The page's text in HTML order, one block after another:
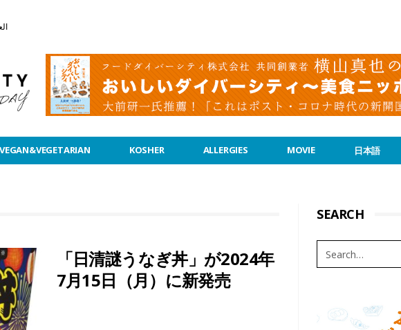
VEGAN&VEGETARIAN KOSHER ALLERGIES MOVIE 日本語
「日清謎うなぎ丼」が2024年
7月15日（月）に新発売
SEARCH